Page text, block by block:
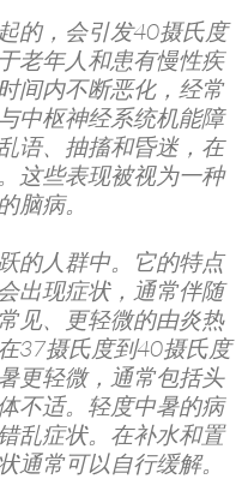
的，会引发40摄氏度
老年人和患有慢性疾
间内不断恶化，经常
中枢神经系统机能障
语、抽搐和昏迷，在
这些表现被视为一种
脑病。
的人群中。它的特点
出现症状，通常伴随
见、更轻微的由炎热
37摄氏度到40摄氏度
更轻微，通常包括头
不适。轻度中暑的病
乱症状。在补水和置
通常可以自行缓解。